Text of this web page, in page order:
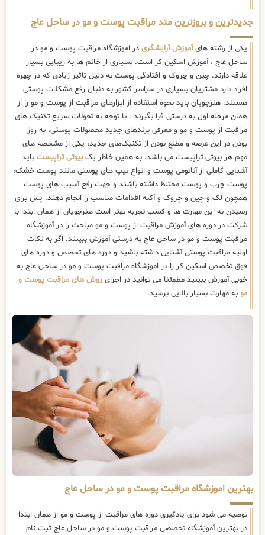
جدیدترین و بروزترین متد مراقبت پوست و مو در ساحل عاج
یکی از رشته هایآموزش آرایشگری در اموزشگاه مراقبت پوست و مو در
ساحل عاج ، آموزش اسکین کر است. بسیاری از خانم ها به زیبایی بسیار
علاقه دارند. چین و چروک و افتادگی پوست به دلیل تاثیر زیادی که در چهره
افراد دارد مشتریان بسیاری در سراسر کشور به دنبال رفع مشکلات پوستی
هستند. هنرجویان باید نحوه استفاده از ابزارهای مراقبت از پوست و مو را از
همان مرحله اول به درستی فرا بگیرند . با توجه به تحولات سریع تکنیک ‌های
مراقبت از پوست و مو و معرفی برندهای جدید محصولات پوستی، به روز
بودن در این عرصه و مطلع بودن از تکنیک‌های جدید، یکی از مشخصه های
مهم هر بیوتی تراپیست می باشد. به همین خاطر یکبیوتی تراپیست باید
آشنایی کاملی از آناتومی پوست و انواع تیپ های پوستی مانند پوست خشک،
پوست چرب و پوست مختلط داشته باشند و جهت رفع آسیب های پوست
همچون لک و چین و چروک و آکنه اقدامات مناسب را انجام دهند. پس برای
رسیدن به این مهارت ها و کسب تجربه بهتر است هنرجویان از همان ابتدا با
شرکت در دوره های آموزش مراقبت از پوست و مو مباحث را در آموزشگاه
مراقبت پوست و مو در ساحل عاج به درستی آموزش ببینند. اگر به نکات
اولیه مراقبت پوستی آشنایی داشته باشید و دوره های تخصص و دوره های
فوق تخصص اسکین کر را در اموزشگاه مراقبت پوست و مو در ساحل عاج به
خوبی آموزش ببینید مطمئنا می توانید در اجرای روش های مراقبت پوست و
مو به مهارت بسیار بالایی برسید.
بهترین اموزشگاه مراقبت پوست و مو در ساحل عاج
توصیه می شود برای یادگیری دوره های مراقبت از پوست و مو از همان ابتدا
در بهترین آموزشگاه تخصصی مراقبت پوست و مو در ساحل عاج ثبت نام